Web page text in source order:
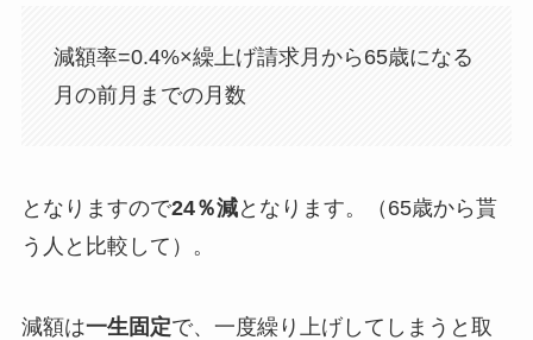
減額率=0.4%×繰上げ請求月から65歳になる
月の前月までの月数
となりますので24％減となります。（65歳から貰
う人と比較して）。
減額は一生固定で、一度繰り上げしてしまうと取